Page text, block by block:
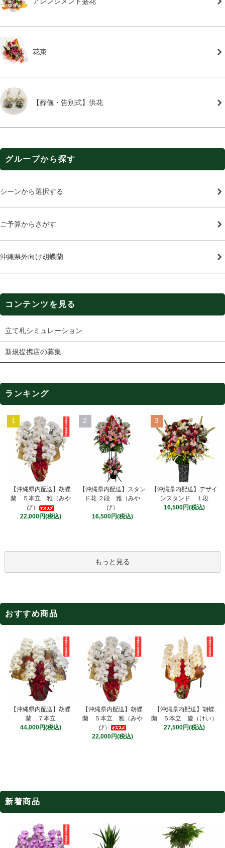
花束
【葬儀・告別式】供花
グループから探す
シーンから選択する
ご予算からさがす
沖縄県外向け胡蝶蘭
コンテンツを見る
立て札シミュレーション
新規提携店の募集
ランキング
1
【沖縄県内配送】胡蝶
蘭 ５本立 雅（みや
び）
22,000円(税込)
2
【沖縄県内配送】スタン
ド花 ２段 雅（みや
び）
16,500円(税込)
3
【沖縄県内配送】デザイ
ンスタンド １段
16,500円(税込)
もっと見る
おすすめ商品
【沖縄県内配送】胡蝶
蘭 ７本立
44,000円(税込)
【沖縄県内配送】胡蝶
蘭 ５本立 雅（みや
び）
22,000円(税込)
【沖縄県内配送】胡蝶
蘭 ５本立 慶（けい）
27,500円(税込)
新着商品